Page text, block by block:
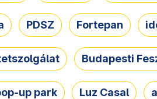
PDSZ Fortepan
Budapesti
up park Luz Casal